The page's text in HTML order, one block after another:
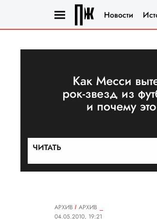
Новости
АРХИВ
АРХИВ
04.05.2010, 19:21